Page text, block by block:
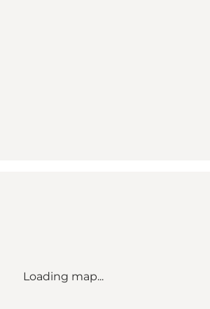
Loading map...